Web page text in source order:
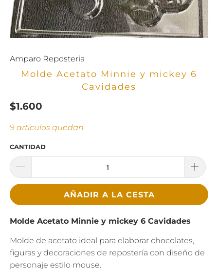
Amparo Reposteria
Molde Acetato Minnie y mickey 6
Cavidades
$1.600
9 artículos quedan
CANTIDAD
AÑADIR A LA CESTA
Molde Acetato Minnie y mickey 6 Cavidades
Molde de acetato ideal para elaborar chocolates,
figuras y decoraciones de repostería con diseño de
personaje estilo mouse.